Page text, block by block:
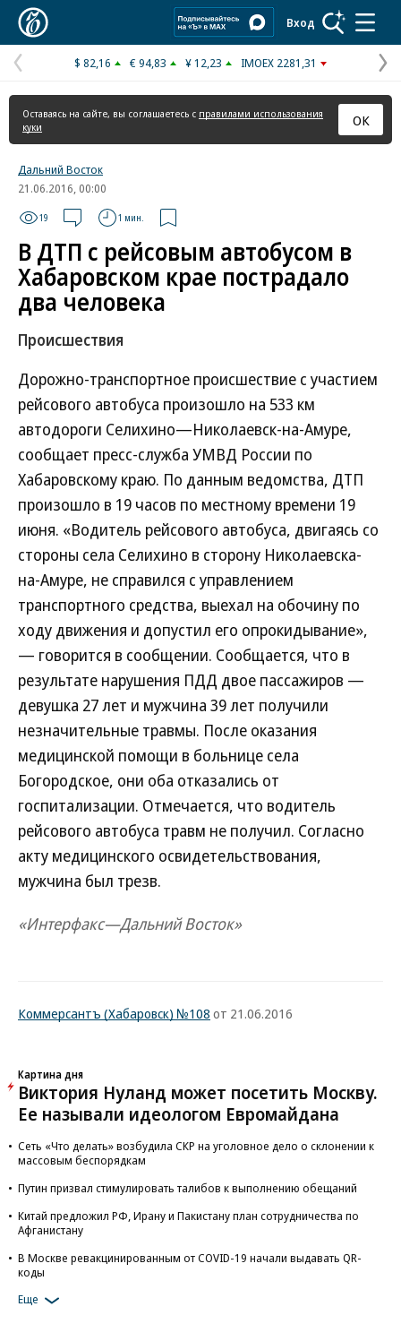
Вход
Предыдущая
страница
$ 82,16 € 94,83 ¥ 12,23 IMOEX 2281,31
Оставаясь на сайте, вы соглашаетесь с правилами использования
куки
ОК
Дальний Восток
21.06.2016, 00:00
19 1 мин.
В ДТП с рейсовым автобусом в
Хабаровском крае пострадало
два человека
Происшествия
Дорожно-транспортное происшествие с участием
рейсового автобуса произошло на 533 км
автодороги Селихино—Николаевск-на-Амуре,
сообщает пресс-служба УМВД России по
Хабаровскому краю. По данным ведомства, ДТП
произошло в 19 часов по местному времени 19
июня. «Водитель рейсового автобуса, двигаясь со
стороны села Селихино в сторону Николаевска-
на-Амуре, не справился с управлением
транспортного средства, выехал на обочину по
ходу движения и допустил его опрокидывание»,
— говорится в сообщении. Сообщается, что в
результате нарушения ПДД двое пассажиров —
девушка 27 лет и мужчина 39 лет получили
незначительные травмы. После оказания
медицинской помощи в больнице села
Богородское, они оба отказались от
госпитализации. Отмечается, что водитель
рейсового автобуса травм не получил. Согласно
акту медицинского освидетельствования,
мужчина был трезв.
«Интерфакс—Дальний Восток»
Коммерсантъ (Хабаровск) №108 от 21.06.2016
Картина дня
Виктория Нуланд может посетить Москву.
Ее называли идеологом Евромайдана
Сеть «Что делать» возбудила СКР на уголовное дело о склонении к
массовым беспорядкам
Путин призвал стимулировать талибов к выполнению обещаний
Китай предложил РФ, Ирану и Пакистану план сотрудничества по
Афганистану
В Москве ревакцинированным от COVID-19 начали выдавать QR-
коды
Еще